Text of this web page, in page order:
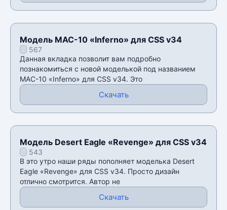
Модель MAC-10 «Inferno» для CSS v34
567
Данная вкладка позволит вам подробно
познакомиться с новой моделькой под названием
MAC-10 «Inferno» для CSS v34. Это
Скачать
Модель Desert Eagle «Revenge» для CSS v34
543
В это утро наши ряды пополняет моделька Desert
Eagle «Revenge» для CSS v34. Просто дизайн
отлично смотрится. Автор не
Скачать